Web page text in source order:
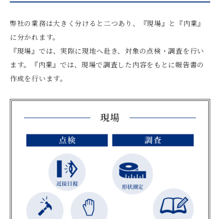
弊社の業務は大きく分けると二つあり、『現場』と『内業』
に分かれます。
『現場』では、実際に現地へ赴き、対象の点検・調査を行い
ます。『内業』では、現場で調査した内容をもとに報告書の
作成を行います。
現場